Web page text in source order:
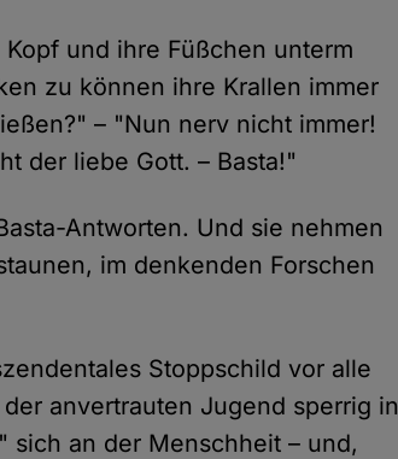
und ihre Füßchen unterm
zu können ihre Krallen immer
– "Nun nerv nicht immer!
der liebe Gott. – Basta!"
Antworten. Und sie nehmen
im denkenden Forschen
Stoppschild vor alle
anvertrauten Jugend sperrig in
sich an der Menschheit – und,